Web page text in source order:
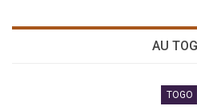
AU
TOGO